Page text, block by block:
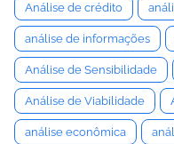
Análise de crédito
análise de informações
Análise de Sensibilidade
Análise de Viabilidade
análise econômica